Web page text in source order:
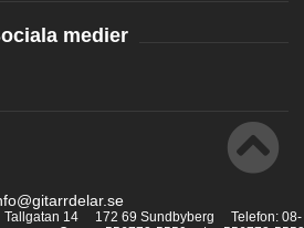
medier
14 172 69 Sundbyberg Telefon: 08-